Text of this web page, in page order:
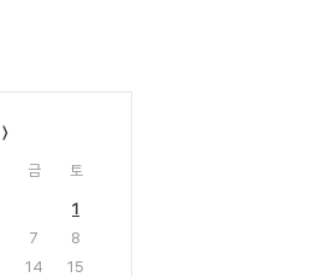
금 토
1
7
8
14
15